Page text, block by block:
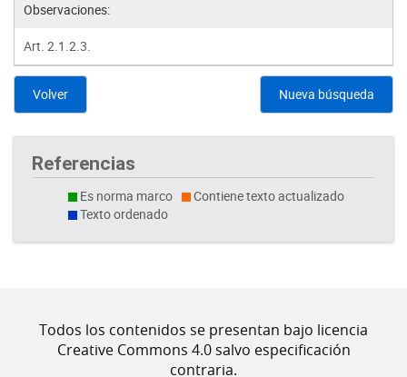
Observaciones:
Art. 2.1.2.3.
Volver Nueva búsqueda
Referencias
Es norma marco
Contiene texto actualizado
Texto ordenado